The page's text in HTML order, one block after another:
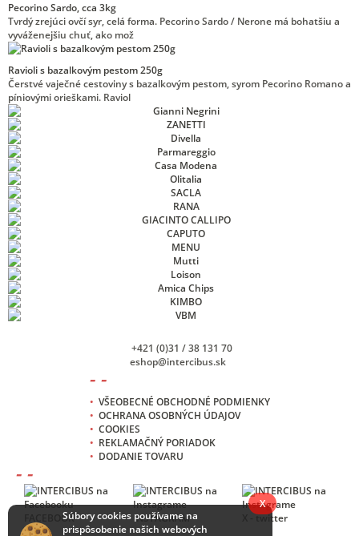
Pecorino Sardo, cca 3kg
Tvrdý zrejúci ovčí syr, celá forma. Pecorino Sardo / Nerone má bohatšiu a
vyváženejšiu chuť, ako mož
Ravioli s bazalkovým pestom 250g
Čerstvé vaječné cestoviny s bazalkovým pestom, syrom Pecorino Romano a
píniovými orieškami. Raviol
+421 (0)31 / 38 131 70
eshop@intercibus.sk
- -
• VŠEOBECNÉ OBCHODNÉ PODMIENKY
• OCHRANA OSOBNÝCH ÚDAJOV
• COOKIES
• REKLAMAČNÝ PORIADOK
• DODANIE TOVARU
- -
FACEBOOK INSTAGRAM
X - twitter
Súbory cookies používame na
prispôsobenie našich webových
X